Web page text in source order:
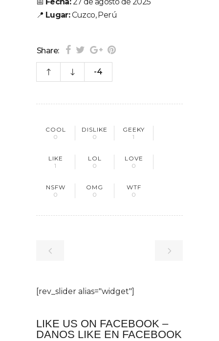
📍 Lugar:Cuzco, Perú
Share:
-4
COOL
0
DISLIKE
0
GEEKY
1
LIKE
1
LOL
0
LOVE
0
NSFW
0
OMG
0
WTF
0
[rev_slider alias="widget"]
LIKE US ON FACEBOOK –
DANOS LIKE EN FACEBOOK